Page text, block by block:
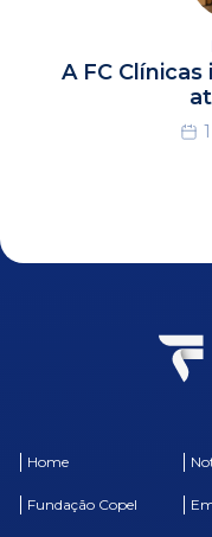
A FC Clínicas
Home
Fundação Copel